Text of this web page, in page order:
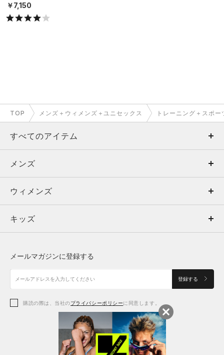
￥7,150
TOP メンズ＋ウィメンズ＋ユニセックス トレーニング＋スポー
すべてのアイテム
メンズ
ウィメンズ
キッズ
アクセサリー
メンズ
トップス
ボトムス
アクセサリー
ウィメンズ
トップス
シューズ
アクセサリー
キッズ
シューズ
メールマガジンに登録する
登録する
購読の際は、当社のプライバシーポリシーに同意します。